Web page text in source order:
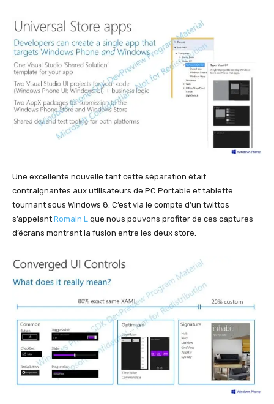
Une excellente nouvelle tant cette séparation était
contraignantes aux utilisateurs de PC Portable et tablette
tournant sous Windows 8. C’est via le compte d’un twittos
s’appelant Romain L que nous pouvons profiter de ces captures
d’écrans montrant la fusion entre les deux store.